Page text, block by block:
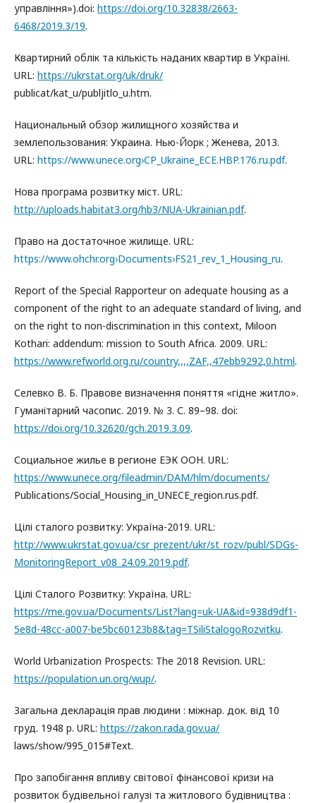
управління»).doi: https://doi.org/10.32838/2663-
6468/2019.3/19.
Квартирний облік та кількість наданих квартир в Україні.
URL: https://ukrstat.org/uk/druk/
publicat/kat_u/publjitlo_u.htm.
Национальный обзор жилищного хозяйства и
землепользования: Украина. Нью-Йорк ; Женева, 2013.
URL: https://www.unece.org›CP_Ukraine_ECE.HBP.176.ru.pdf.
Нова програма розвитку міст. URL:
http://uploads.habitat3.org/hb3/NUA-Ukrainian.pdf.
Право на достаточное жилище. URL:
https://www.ohchr.org›Documents›FS21_rev_1_Housing_ru.
Report of the Special Rapporteur on adequate housing as a
component of the right to an adequate standard of living, and
on the right to non-discrimination in this context, Miloon
Kothari: addendum: mission to South Africa. 2009. URL:
https://www.refworld.org.ru/country,,,,ZAF,,47ebb9292,0.html.
Селевко В. Б. Правове визначення поняття «гідне житло».
Гуманітарний часопис. 2019. № 3. С. 89–98. doi:
https://doi.org/10.32620/gch.2019.3.09.
Социальное жилье в регионе ЕЭК ООН. URL:
https://www.unece.org/fileadmin/DAM/hlm/documents/
Publications/Social_Housing_in_UNECE_region.rus.pdf.
Цілі сталого розвитку: Україна-2019. URL:
http://www.ukrstat.gov.ua/csr_prezent/ukr/st_rozv/publ/SDGs-
MonitoringReport_v08_24.09.2019.pdf.
Цілі Сталого Розвитку: Україна. URL:
https://me.gov.ua/Documents/List?lang=uk-UA&id=938d9df1-
5e8d-48cc-a007-be5bc60123b8&tag=TSiliStalogoRozvitku.
World Urbanization Prospects: The 2018 Revision. URL:
https://population.un.org/wup/.
Загальна декларація прав людини : міжнар. док. від 10
груд. 1948 р. URL: https://zakon.rada.gov.ua/
laws/show/995_015#Text.
Про запобігання впливу світової фінансової кризи на
розвиток будівельної галузі та житлового будівництва :